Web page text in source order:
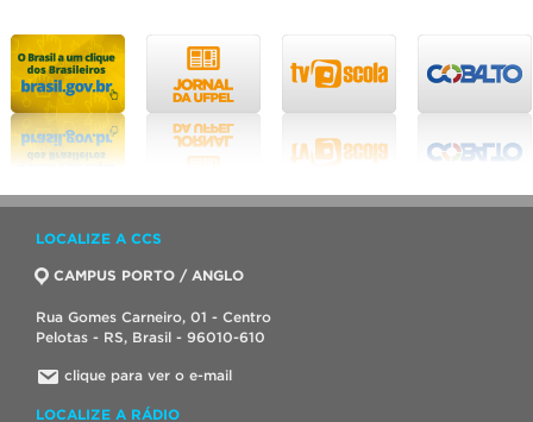
LOCALIZE A CCS
CAMPUS PORTO / ANGLO
Rua Gomes Carneiro, 01 - Centro
Pelotas - RS, Brasil - 96010-610
clique para ver o e-mail
LOCALIZE A RÁDIO